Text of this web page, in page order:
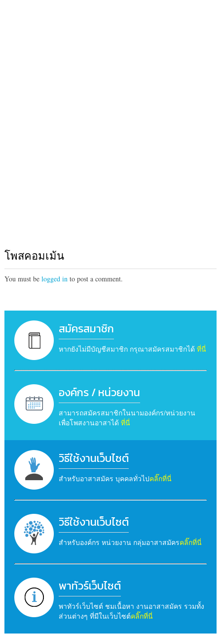
โพสคอมเม้น
You must be logged into post a comment.
สมัครสมาชิก
หากยังไม่มีบัญชีสมาชิก กรุณาสมัครสมาชิกได้ ที่นี่
องค์กร / หน่วยงาน
สามารถสมัครสมาชิกในนามองค์กร/หน่วยงาน
เพื่อโพสงานอาสาได้ ที่นี่
วิธีใช้งานเว็บไซต์
สำหรับอาสาสมัคร บุคคลทั่วไปคลิ๊กที่นี่
วิธีใช้งานเว็บไซต์
สำหรับองค์กร หน่วยงาน กลุ่มอาสาสมัครคลิ๊กที่นี่
พาทัวร์เว็บไซต์
พาทัวร์เว็บไซต์ ชมเนื้อหา งานอาสาสมัคร รวมทั้ง
ส่วนต่างๆ ที่มีในเว็บไซต์คลิ๊กที่นี่